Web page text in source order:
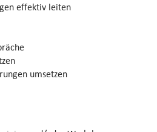
effektiv leiten
umsetzen